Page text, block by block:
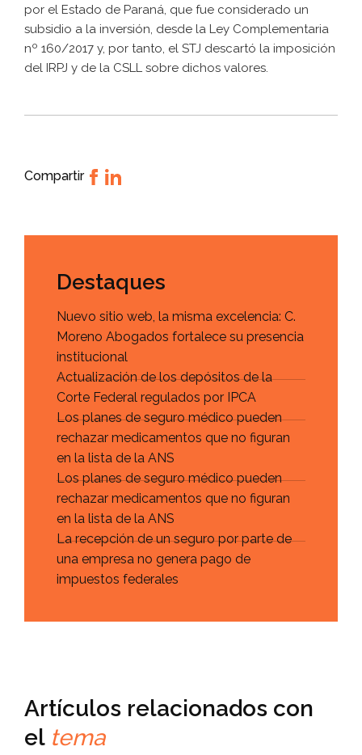
por el Estado de Paraná, que fue considerado un
subsidio a la inversión, desde la Ley Complementaria
nº 160/2017 y, por tanto, el STJ descartó la imposición
del IRPJ y de la CSLL sobre dichos valores.
Compartir
Destaques
Nuevo sitio web, la misma excelencia: C.
Moreno Abogados fortalece su presencia
institucional
Actualización de los depósitos de la
Corte Federal regulados por IPCA
Los planes de seguro médico pueden
rechazar medicamentos que no figuran
en la lista de la ANS
Los planes de seguro médico pueden
rechazar medicamentos que no figuran
en la lista de la ANS
La recepción de un seguro por parte de
una empresa no genera pago de
impuestos federales
Artículos relacionados con
el tema